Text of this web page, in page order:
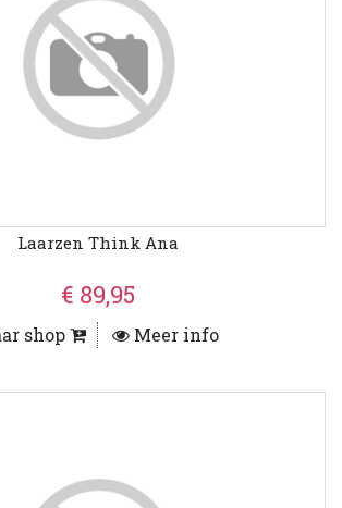
Laarzen Think Ana
€ 89,95
shop Meer info